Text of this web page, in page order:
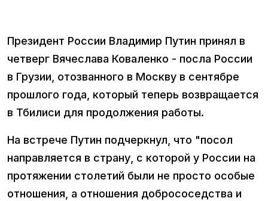
Президент России Владимир Путин принял в
четверг Вячеслава Коваленко - посла России
в Грузии, отозванного в Москву в сентябре
прошлого года, который теперь возвращается
в Тбилиси для продолжения работы.
На встрече Путин подчеркнул, что "посол
направляется в страну, с которой у России на
протяжении столетий были не просто особые
отношения, а отношения добрососедства и